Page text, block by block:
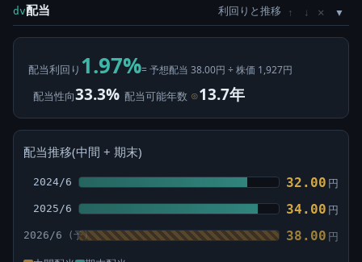
dv配当 利回りと推移 ↑ ↓ ×
配当利回り 1.97%= 予想配当 38.00円 ÷ 株価 1,927円
配当性向33.3% 配当可能年数 ⊙13.7年
配当推移(中間 + 期末)
2024/6 32.00 円
2025/6 34.00 円
2026/6 38.00 円